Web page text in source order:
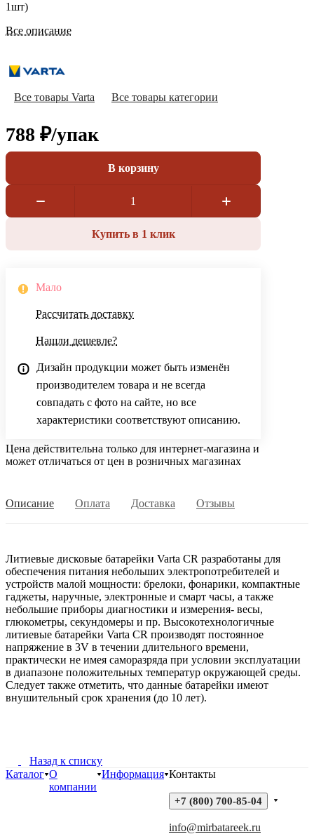
1шт)
Все описание
Все товары Varta Все товары категории
788 ₽/упак
В корзину
Купить в 1 клик
Мало
Рассчитать доставку
Нашли дешевле?
Дизайн продукции может быть изменён
производителем товара и не всегда
совпадать с фото на сайте, но все
характеристики соответствуют описанию.
Цена действительна только для интернет-магазина и
может отличаться от цен в розничных магазинах
Описание Оплата Доставка Отзывы
Литиевые дисковые батарейки Varta CR разработаны для
обеспечения питания небольших электропотребителей и
устройств малой мощности: брелоки, фонарики, компактные
гаджеты, наручные, электронные и смарт часы, а также
небольшие приборы диагностики и измерения- весы,
глюкометры, секундомеры и пр. Высокотехнологичные
литиевые батарейки Varta CR производят постоянное
напряжение в 3V в течении длительного времени,
практически не имея саморазряда при условии эксплуатации
в диапазоне положительных температур окружающей среды.
Следует также отметить, что данные батарейки имеют
внушительный срок хранения (до 10 лет).
Назад к списку
Каталог О
компании
Информация Контакты
+7 (800) 700-85-04
info@mirbatareek.ru